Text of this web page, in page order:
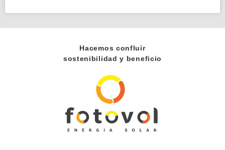
Hacemos confluir
sostenibilidad y beneficio